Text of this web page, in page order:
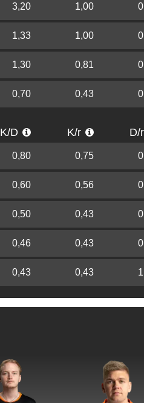
3,20 1,00
1,33 1,00
1,30 0,81
0,70 0,43
K/D K/r
0,80 0,75
0,60 0,56
0,50 0,43
0,46 0,43
0,43 0,43